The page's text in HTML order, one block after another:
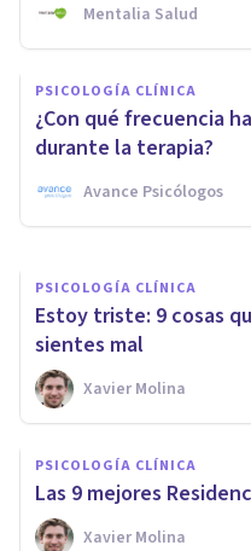
Mentalia Salud
PSICOLOGÍA CLÍNICA
¿Con qué frecuencia
durante la terapia?
Avance Psicólogos
PSICOLOGÍA CLÍNICA
Las 10
Geriátricas
Frontera
Xavier Molina
PSICOLOGÍA CLÍNICA
Estoy triste: 9 cosas
sientes mal
Xavier Molina
PSICOLOGÍA CLÍNICA
Las 9 mejores
Xavier Molina